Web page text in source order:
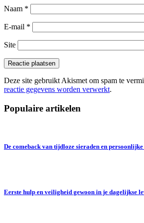
Naam *
E-mail *
Site
Deze site gebruikt Akismet om spam te
reactie gegevens worden verwerkt.
Populaire artikelen
De comeback van tijdloze sieraden en persoonlijke
Eerste hulp en veiligheid gewoon in je dagelijkse